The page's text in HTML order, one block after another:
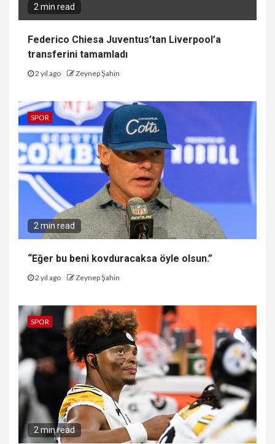
2 min read
Federico Chiesa Juventus’tan Liverpool’a
transferini tamamladı
2 yıl ago Zeynep Şahin
SPOR
2 min read
“Eğer bu beni kovduracaksa öyle olsun.”
2 yıl ago Zeynep Şahin
SPOR
2 min read